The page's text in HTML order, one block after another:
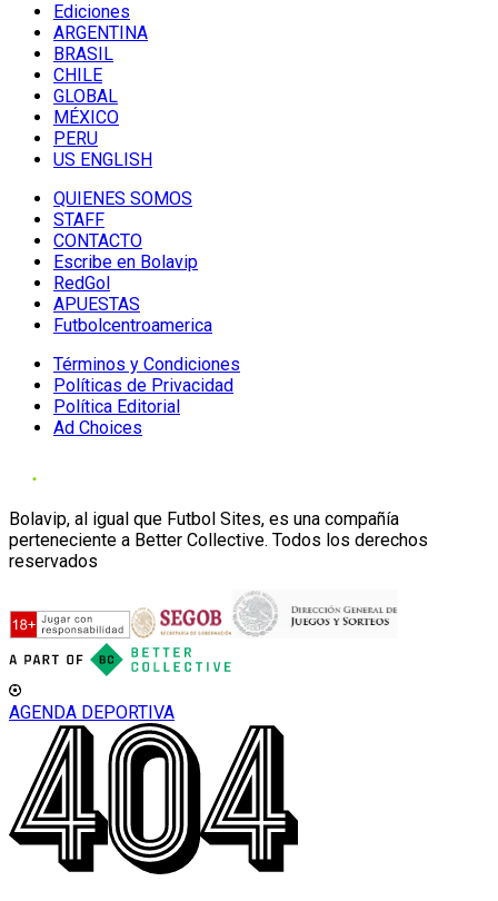
Ediciones
ARGENTINA
BRASIL
CHILE
GLOBAL
MÉXICO
PERU
US ENGLISH
QUIENES SOMOS
STAFF
CONTACTO
Escribe en Bolavip
RedGol
APUESTAS
Futbolcentroamerica
Términos y Condiciones
Políticas de Privacidad
Política Editorial
Ad Choices
Bolavip, al igual que Futbol Sites, es una compañía
perteneciente a Better Collective. Todos los derechos
reservados
AGENDA DEPORTIVA